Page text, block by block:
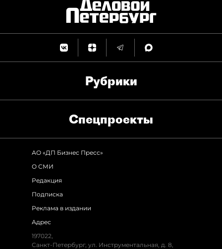
Рубрики
Спец­проекты
АО «ДП Бизнес Пресс»
О СМИ
Редакция
Подписка
Реклама в издании
Адрес
197022,
Санкт-Петербург, ул. Инструментальная, д. 8,